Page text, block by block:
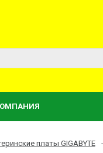
платы GIGABYTE
-